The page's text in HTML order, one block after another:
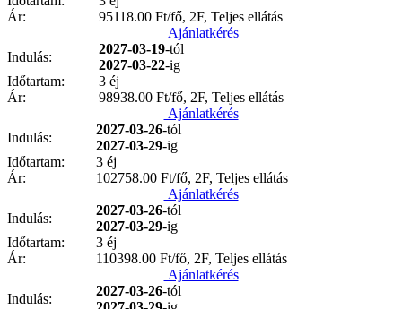
Ár:
95118.00 Ft/fő, 2F, Teljes ellátás
Ajánlatkérés
Indulás:
2027-03-19-tól
2027-03-22-ig
Időtartam:
3 éj
Ár:
98938.00 Ft/fő, 2F, Teljes ellátás
Ajánlatkérés
Indulás:
2027-03-26-tól
2027-03-29-ig
Időtartam:
3 éj
Ár:
102758.00 Ft/fő, 2F, Teljes ellátás
Ajánlatkérés
Indulás:
2027-03-26-tól
2027-03-29-ig
Időtartam:
3 éj
Ár:
110398.00 Ft/fő, 2F, Teljes ellátás
Ajánlatkérés
Indulás:
2027-03-26-tól